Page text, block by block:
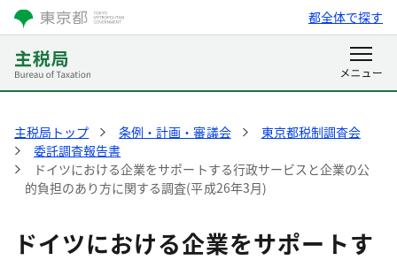
都全体で探す
主税局トップ 条例・計画・審議会
東京都税制調査会
委託調査報告書
ドイツにおける企業をサポートする行政サービスと企業の公
的負担のあり方に関する調査(平成26年3月)
ドイツにおける企業をサポートす